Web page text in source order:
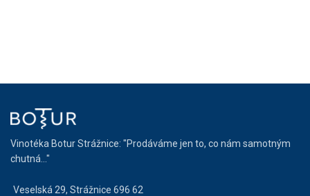
Vinotéka Botur Strážnice: "Prodáváme jen to, co nám samotným
chutná..."
Veselská 29, Strážnice 696 62